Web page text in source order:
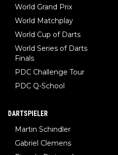
World Grand Prix
World Matchplay
World Cup of Darts
World Series of Darts
Finals
PDC Challenge Tour
PDC Q-School
DARTSPIELER
Martin Schindler
Gabriel Clemens